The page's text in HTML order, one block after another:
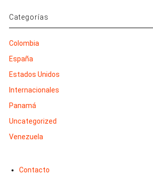
Categorías
Colombia
España
Estados Unidos
Internacionales
Panamá
Uncategorized
Venezuela
Contacto